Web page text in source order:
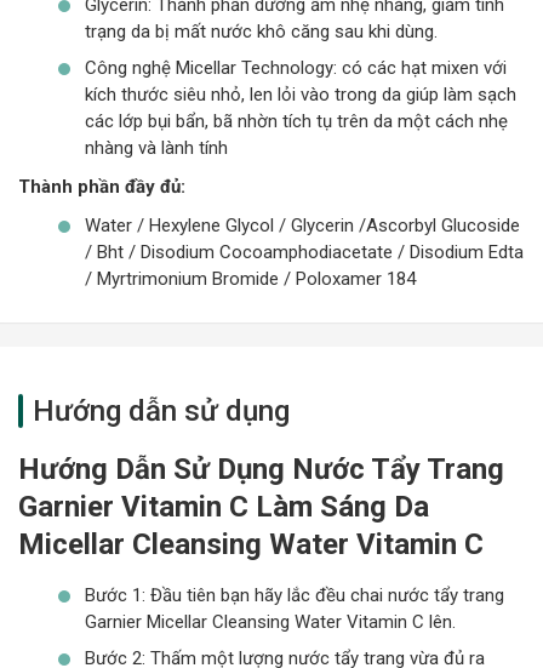
Glycerin: Thành phần dưỡng ẩm nhẹ nhàng, giảm tình
trạng da bị mất nước khô căng sau khi dùng.
Công nghệ Micellar Technology: có các hạt mixen với
kích thước siêu nhỏ, len lỏi vào trong da giúp làm sạch
các lớp bụi bẩn, bã nhờn tích tụ trên da một cách nhẹ
nhàng và lành tính
Thành phần đầy đủ:
Water / Hexylene Glycol / Glycerin /Ascorbyl Glucoside
/ Bht / Disodium Cocoamphodiacetate / Disodium Edta
/ Myrtrimonium Bromide / Poloxamer 184
Hướng dẫn sử dụng
Hướng Dẫn Sử Dụng Nước Tẩy Trang
Garnier Vitamin C Làm Sáng Da
Micellar Cleansing Water Vitamin C
Bước 1: Đầu tiên bạn hãy lắc đều chai nước tẩy trang
Garnier Micellar Cleansing Water Vitamin C lên.
Bước 2: Thấm một lượng nước tẩy trang vừa đủ ra